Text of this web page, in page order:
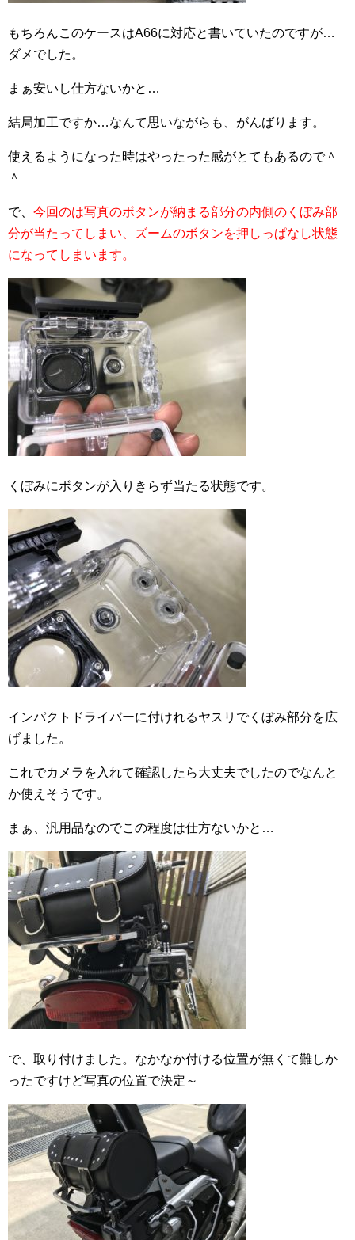
もちろんこのケースはA66に対応と書いていたのですが…
ダメでした。
まぁ安いし仕方ないかと…
結局加工ですか…なんて思いながらも、がんばります。
使えるようになった時はやったった感がとてもあるので＾
＾
で、 今回のは写真のボタンが納まる部分の内側のくぼみ部
分が当たってしまい、ズームのボタンを押しっぱなし状態
になってしまいます。
くぼみにボタンが入りきらず当たる状態です。
インパクトドライバーに付けれるヤスリでくぼみ部分を広
げました。
これでカメラを入れて確認したら大丈夫でしたのでなんと
か使えそうです。
まぁ、汎用品なのでこの程度は仕方ないかと…
で、取り付けました。なかなか付ける位置が無くて難しか
ったですけど写真の位置で決定～